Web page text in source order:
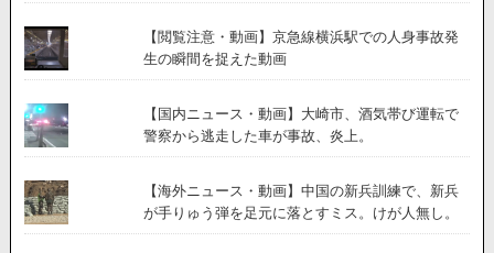
【閲覧注意・動画】京急線横浜駅での人身事故発
生の瞬間を捉えた動画
【国内ニュース・動画】大崎市、酒気帯び運転で
警察から逃走した車が事故、炎上。
【海外ニュース・動画】中国の新兵訓練で、新兵
が手りゅう弾を足元に落とすミス。けが人無し。